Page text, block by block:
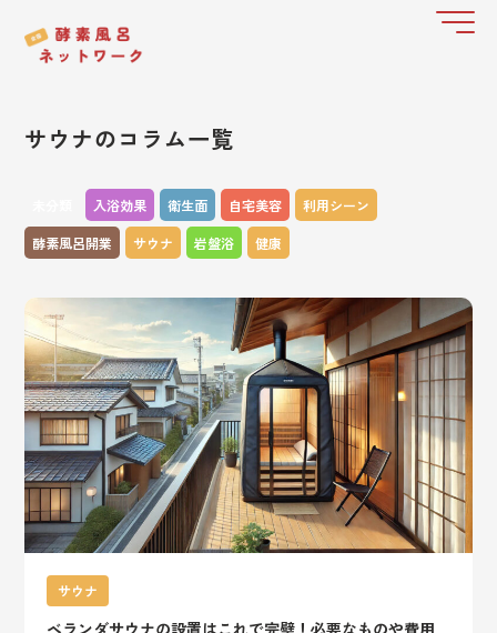
サウナのコラム一覧
入浴効果 衛生面 自宅美容
利用シーン
酵素風呂開業
サウナ 岩盤浴 健康
サウナ